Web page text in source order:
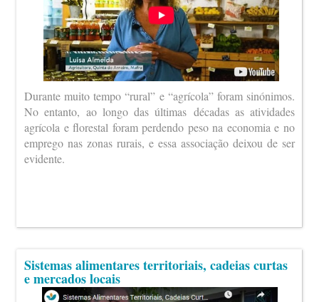
Durante muito tempo “rural” e “agrícola” foram sinónimos.
No entanto, ao longo das últimas décadas as atividades
agrícola e florestal foram perdendo peso na economia e no
emprego nas zonas rurais, e essa associação deixou de ser
evidente.
Sistemas alimentares territoriais, cadeias curtas
e mercados locais